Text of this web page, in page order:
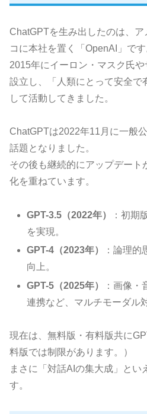
ChatGPTを生み出したのは、
コに本社を置く「OpenAI」です
2015年にイーロン・マスク氏
設立し、「人類にとって安全で
して活動してきました。
ChatGPTは2022年11月に一般
話題となりました。
その後も継続的にアップデート
化を重ねています。
GPT-3.5（2022年）
：初期
を実現。
GPT-4（2023年）
：論理的
向上。
GPT-5（2025年）
：画像・
連携など、マルチモーダル
現在は、無料版・有料版共に
料版では制限があります。）
まさに「対話AIの集大成」とい
す。